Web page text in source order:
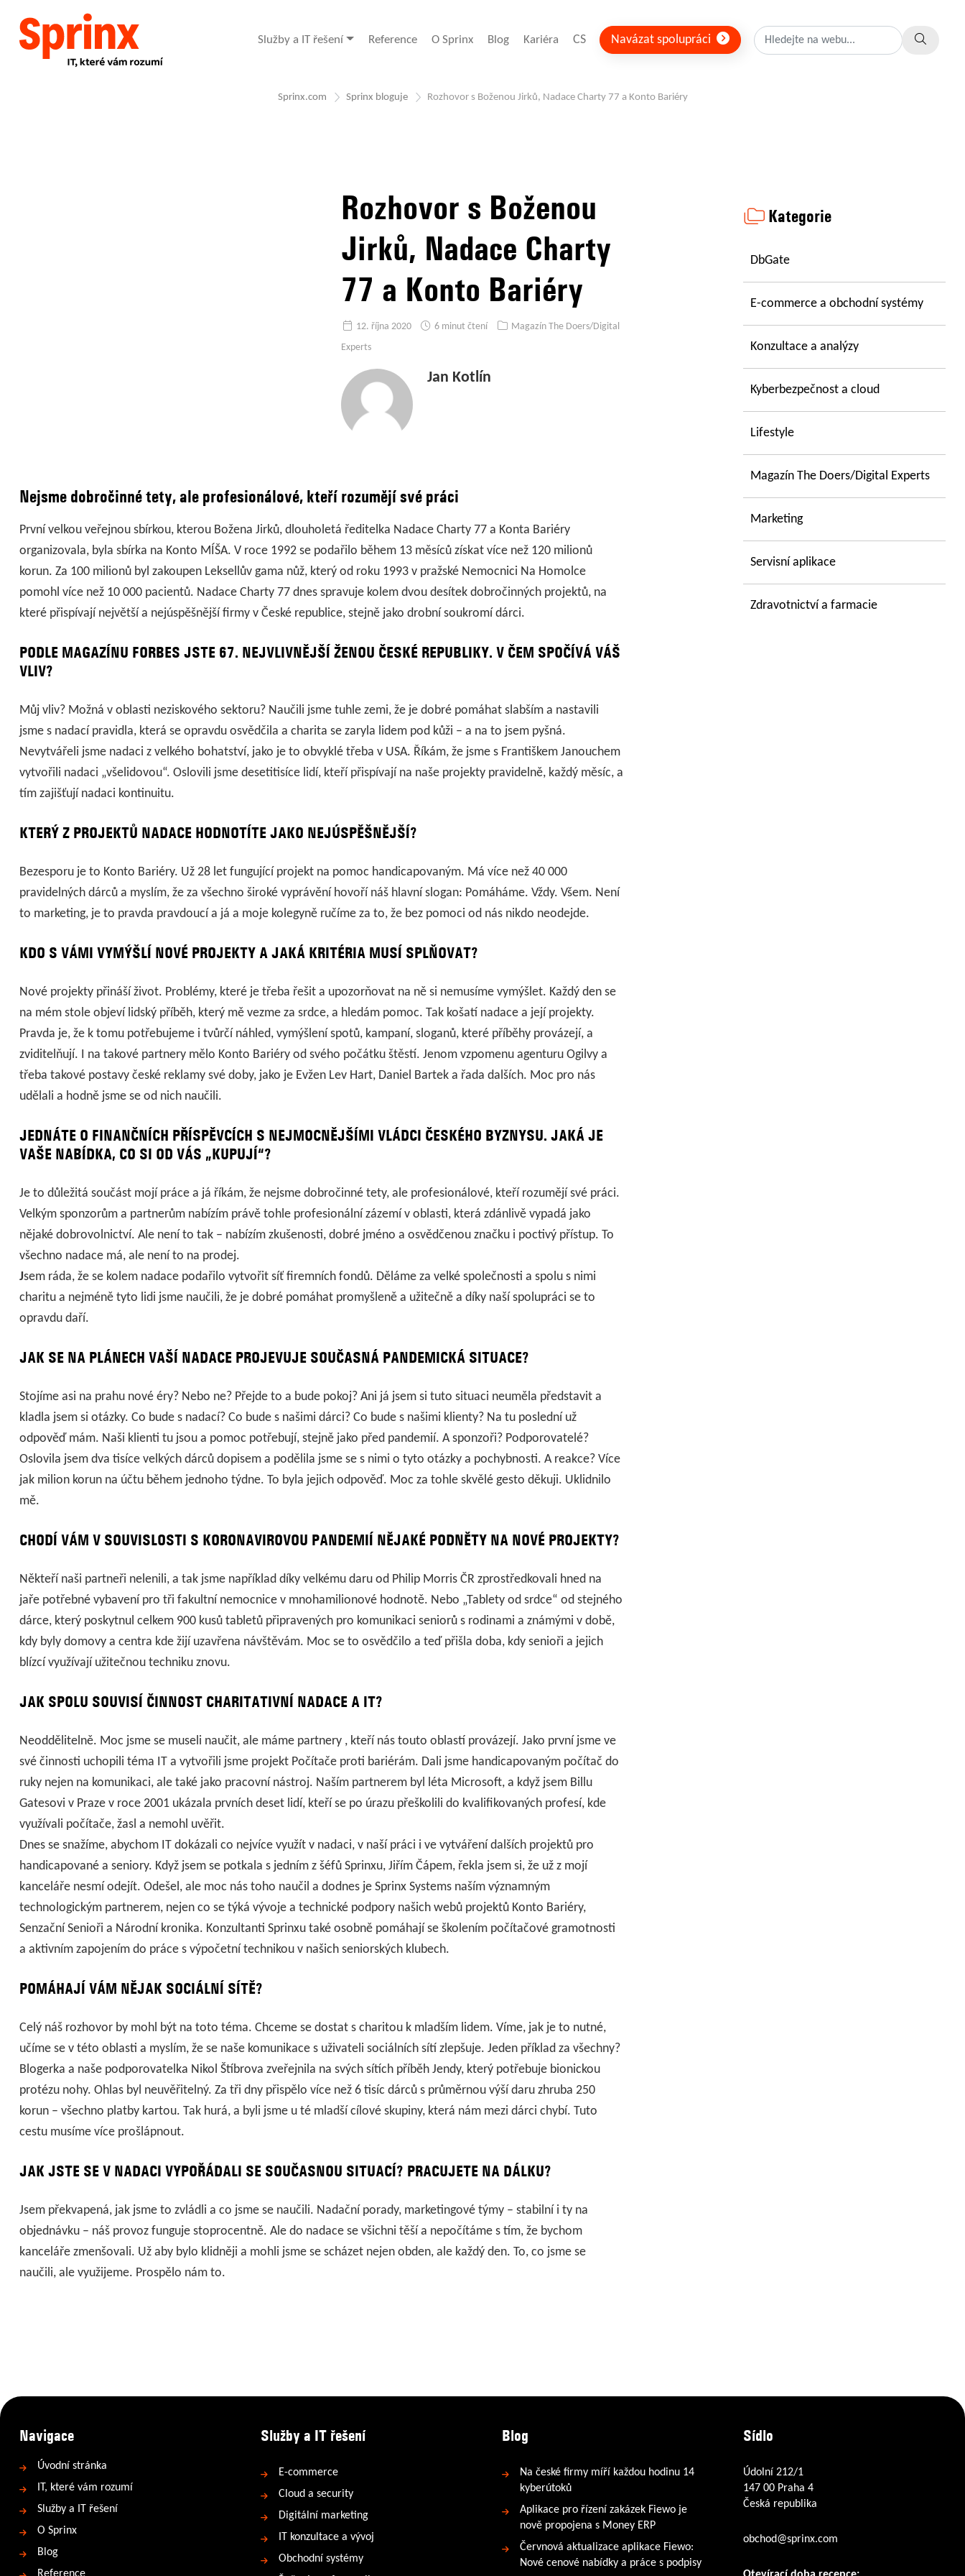
Služby a IT řešení Reference O Sprinx Blog Kariéra CS Navázat spolupráci
Sprinx.com Sprinx bloguje Rozhovor s Boženou Jirků, Nadace Charty 77 a Konto Bariéry
Rozhovor s Boženou
Jirků, Nadace Charty
77 a Konto Bariéry
12. října 2020 6 minut čtení
Magazín The Doers/Digital
Experts
Jan Kotlín
Nejsme dobročinné tety, ale profesionálové, kteří rozumějí své práci
První velkou veřejnou sbírkou, kterou Božena Jirků, dlouholetá ředitelka Nadace Charty 77 a Konta Bariéry
organizovala, byla sbírka na Konto MÍŠA. V roce 1992 se podařilo během 13 měsíců získat více než 120 milionů
korun. Za 100 milionů byl zakoupen Leksellův gama nůž, který od roku 1993 v pražské Nemocnici Na Homolce
pomohl více než 10 000 pacientů. Nadace Charty 77 dnes spravuje kolem dvou desítek dobročinných projektů, na
které přispívají největší a nejúspěšnější firmy v České republice, stejně jako drobní soukromí dárci.
PODLE MAGAZÍNU FORBES JSTE 67. NEJVLIVNĚJŠÍ ŽENOU ČESKÉ REPUBLIKY. V ČEM SPOČÍVÁ VÁŠ
VLIV?
Můj vliv? Možná v oblasti neziskového sektoru? Naučili jsme tuhle zemi, že je dobré pomáhat slabším a nastavili
jsme s nadací pravidla, která se opravdu osvědčila a charita se zaryla lidem pod kůži – a na to jsem pyšná.
Nevytvářeli jsme nadaci z velkého bohatství, jako je to obvyklé třeba v USA. Říkám, že jsme s Františkem Janouchem
vytvořili nadaci „všelidovou“. Oslovili jsme desetitisíce lidí, kteří přispívají na naše projekty pravidelně, každý měsíc, a
tím zajišťují nadaci kontinuitu.
KTERÝ Z PROJEKTŮ NADACE HODNOTÍTE JAKO NEJÚSPĚŠNĚJŠÍ?
Bezesporu je to Konto Bariéry. Už 28 let fungující projekt na pomoc handicapovaným. Má více než 40 000
pravidelných dárců a myslím, že za všechno široké vyprávění hovoří náš hlavní slogan: Pomáháme. Vždy. Všem. Není
to marketing, je to pravda pravdoucí a já a moje kolegyně ručíme za to, že bez pomoci od nás nikdo neodejde.
KDO S VÁMI VYMÝŠLÍ NOVÉ PROJEKTY A JAKÁ KRITÉRIA MUSÍ SPLŇOVAT?
Nové projekty přináší život. Problémy, které je třeba řešit a upozorňovat na ně si nemusíme vymýšlet. Každý den se
na mém stole objeví lidský příběh, který mě vezme za srdce, a hledám pomoc. Tak košatí nadace a její projekty.
Pravda je, že k tomu potřebujeme i tvůrčí náhled, vymýšlení spotů, kampaní, sloganů, které příběhy provázejí, a
zviditelňují. I na takové partnery mělo Konto Bariéry od svého počátku štěstí. Jenom vzpomenu agenturu Ogilvy a
třeba takové postavy české reklamy své doby, jako je Evžen Lev Hart, Daniel Bartek a řada dalších. Moc pro nás
udělali a hodně jsme se od nich naučili.
JEDNÁTE O FINANČNÍCH PŘÍSPĚVCÍCH S NEJMOCNĚJŠÍMI VLÁDCI ČESKÉHO BYZNYSU. JAKÁ JE
VAŠE NABÍDKA, CO SI OD VÁS „KUPUJÍ“?
Je to důležitá součást mojí práce a já říkám, že nejsme dobročinné tety, ale profesionálové, kteří rozumějí své práci.
Velkým sponzorům a partnerům nabízím právě tohle profesionální zázemí v oblasti, která zdánlivě vypadá jako
nějaké dobrovolnictví. Ale není to tak – nabízím zkušenosti, dobré jméno a osvědčenou značku i poctivý přístup. To
všechno nadace má, ale není to na prodej.
Jsem ráda, že se kolem nadace podařilo vytvořit síť firemních fondů. Děláme za velké společnosti a spolu s nimi
charitu a nejméně tyto lidi jsme naučili, že je dobré pomáhat promyšleně a užitečně a díky naší spolupráci se to
opravdu daří.
JAK SE NA PLÁNECH VAŠÍ NADACE PROJEVUJE SOUČASNÁ PANDEMICKÁ SITUACE?
Stojíme asi na prahu nové éry? Nebo ne? Přejde to a bude pokoj? Ani já jsem si tuto situaci neuměla představit a
kladla jsem si otázky. Co bude s nadací? Co bude s našimi dárci? Co bude s našimi klienty? Na tu poslední už
odpověď mám. Naši klienti tu jsou a pomoc potřebují, stejně jako před pandemií. A sponzoři? Podporovatelé?
Oslovila jsem dva tisíce velkých dárců dopisem a podělila jsme se s nimi o tyto otázky a pochybnosti. A reakce? Více
jak milion korun na účtu během jednoho týdne. To byla jejich odpověď. Moc za tohle skvělé gesto děkuji. Uklidnilo
mě.
CHODÍ VÁM V SOUVISLOSTI S KORONAVIROVOU PANDEMIÍ NĚJAKÉ PODNĚTY NA NOVÉ PROJEKTY?
Někteří naši partneři nelenili, a tak jsme například díky velkému daru od Philip Morris ČR zprostředkovali hned na
jaře potřebné vybavení pro tři fakultní nemocnice v mnohamilionové hodnotě. Nebo „Tablety od srdce“ od stejného
dárce, který poskytnul celkem 900 kusů tabletů připravených pro komunikaci seniorů s rodinami a známými v době,
kdy byly domovy a centra kde žijí uzavřena návštěvám. Moc se to osvědčilo a teď přišla doba, kdy senioři a jejich
blízcí využívají užitečnou techniku znovu.
JAK SPOLU SOUVISÍ ČINNOST CHARITATIVNÍ NADACE A IT?
Neoddělitelně. Moc jsme se museli naučit, ale máme partnery , kteří nás touto oblastí provázejí. Jako první jsme ve
své činnosti uchopili téma IT a vytvořili jsme projekt Počítače proti bariérám. Dali jsme handicapovaným počítač do
ruky nejen na komunikaci, ale také jako pracovní nástroj. Naším partnerem byl léta Microsoft, a když jsem Billu
Gatesovi v Praze v roce 2001 ukázala prvních deset lidí, kteří se po úrazu přeškolili do kvalifikovaných profesí, kde
využívali počítače, žasl a nemohl uvěřit.
Dnes se snažíme, abychom IT dokázali co nejvíce využít v nadaci, v naší práci i ve vytváření dalších projektů pro
handicapované a seniory. Když jsem se potkala s jedním z šéfů Sprinxu, Jiřím Čápem, řekla jsem si, že už z mojí
kanceláře nesmí odejít. Odešel, ale moc nás toho naučil a dodnes je Sprinx Systems naším významným
technologickým partnerem, nejen co se týká vývoje a technické podpory našich webů projektů Konto Bariéry,
Senzační Senioři a Národní kronika. Konzultanti Sprinxu také osobně pomáhají se školením počítačové gramotnosti
a aktivním zapojením do práce s výpočetní technikou v našich seniorských klubech.
POMÁHAJÍ VÁM NĚJAK SOCIÁLNÍ SÍTĚ?
Celý náš rozhovor by mohl být na toto téma. Chceme se dostat s charitou k mladším lidem. Víme, jak je to nutné,
učíme se v této oblasti a myslím, že se naše komunikace s uživateli sociálních sítí zlepšuje. Jeden příklad za všechny?
Blogerka a naše podporovatelka Nikol Štíbrova zveřejnila na svých sítích příběh Jendy, který potřebuje bionickou
protézu nohy. Ohlas byl neuvěřitelný. Za tři dny přispělo více než 6 tisíc dárců s průměrnou výší daru zhruba 250
korun – všechno platby kartou. Tak hurá, a byli jsme u té mladší cílové skupiny, která nám mezi dárci chybí. Tuto
cestu musíme více prošlápnout.
JAK JSTE SE V NADACI VYPOŘÁDALI SE SOUČASNOU SITUACÍ? PRACUJETE NA DÁLKU?
Jsem překvapená, jak jsme to zvládli a co jsme se naučili. Nadační porady, marketingové týmy – stabilní i ty na
objednávku – náš provoz funguje stoprocentně. Ale do nadace se všichni těší a nepočítáme s tím, že bychom
kanceláře zmenšovali. Už aby bylo klidněji a mohli jsme se scházet nejen obden, ale každý den. To, co jsme se
naučili, ale využijeme. Prospělo nám to.
Kategorie
DbGate
E-commerce a obchodní systémy
Konzultace a analýzy
Kyberbezpečnost a cloud
Lifestyle
Magazín The Doers/Digital Experts
Marketing
Servisní aplikace
Zdravotnictví a farmacie
Navigace
Úvodní stránka
IT, které vám rozumí
Služby a IT řešení
O Sprinx
Blog
Služby a IT řešení
E-commerce
Cloud a security
Digitální marketing
IT konzultace a vývoj
Obchodní systémy
Blog
Na české firmy míří každou hodinu 14
kyberútoků
Aplikace pro řízení zakázek Fiewo je
nově propojena s Money ERP
Červnová aktualizace aplikace Fiewo:
Nové cenové nabídky a práce s podpisy
Sídlo
Údolní 212/1
147 00 Praha 4
Česká republika
obchod@sprinx.com